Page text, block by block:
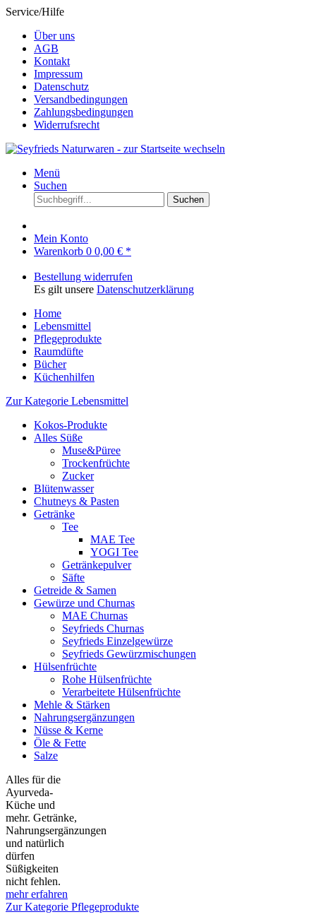
Service/Hilfe
Über uns
AGB
Kontakt
Impressum
Datenschutz
Versandbedingungen
Zahlungsbedingungen
Widerrufsrecht
Menü
Suchen
Suchen
Mein Konto
Warenkorb 0 0,00 € *
Bestellung widerrufen
Es gilt unsere Datenschutzerklärung
Home
Lebensmittel
Pflegeprodukte
Raumdüfte
Bücher
Küchenhilfen
Zur Kategorie Lebensmittel
Kokos-Produkte
Alles Süße
Muse&Püree
Trockenfrüchte
Zucker
Blütenwasser
Chutneys & Pasten
Getränke
Tee
MAE Tee
YOGI Tee
Getränkepulver
Säfte
Getreide & Samen
Gewürze und Churnas
MAE Churnas
Seyfrieds Churnas
Seyfrieds Einzelgewürze
Seyfrieds Gewürzmischungen
Hülsenfrüchte
Rohe Hülsenfrüchte
Verarbeitete Hülsenfrüchte
Mehle & Stärken
Nahrungsergänzungen
Nüsse & Kerne
Öle & Fette
Salze
Alles für die
Ayurveda-
Küche und
mehr. Getränke,
Nahrungsergänzungen
und natürlich
dürfen
Süßigkeiten
nicht fehlen.
mehr erfahren
Zur Kategorie Pflegeprodukte